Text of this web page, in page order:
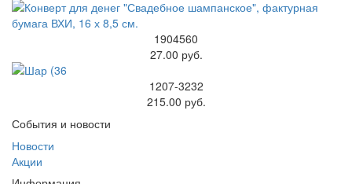
1904560
27.00 руб.
1207-3232
215.00 руб.
События и новости
Новости
Акции